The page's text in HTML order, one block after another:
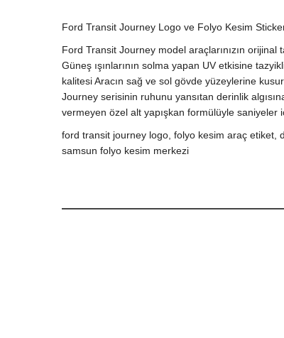
Ford Transit Journey Logo ve Folyo Kesim
Ford Transit Journey model araçlarınızın
Güneş ışınlarının solma yapan UV etkisine
kalitesi Aracın sağ ve sol gövde yüzeylerine
Journey serisinin ruhunu yansıtan derinlik
vermeyen özel alt yapışkan formülüyle saniyeler
ford transit journey logo, folyo kesim araç etiket,
samsun folyo kesim merkezi